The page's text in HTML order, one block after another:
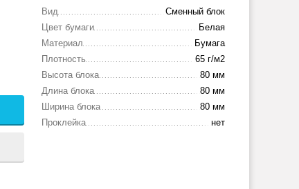
Вид
Сменный блок
Цвет бумаги
Белая
Материал
Бумага
Плотность
65 г/м2
Высота блока
80 мм
Длина блока
80 мм
Ширина блока
80 мм
Проклейка
нет